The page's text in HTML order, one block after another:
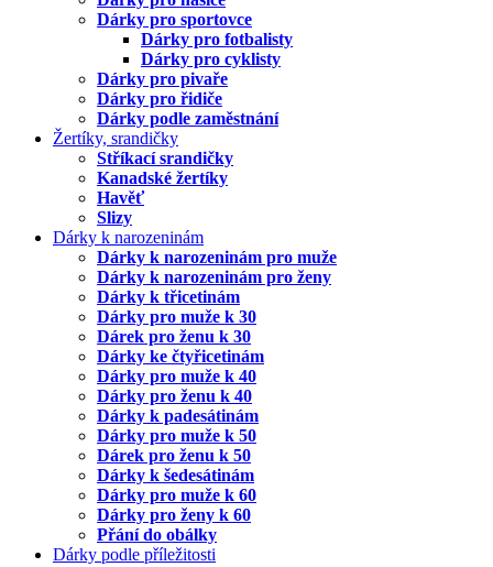
Dárky pro sportovce
Dárky pro fotbalisty
Dárky pro cyklisty
Dárky pro pivaře
Dárky pro řidiče
Dárky podle zaměstnání
Žertíky, srandičky
Stříkací srandičky
Kanadské žertíky
Havěť
Slizy
Dárky k narozeninám
Dárky k narozeninám pro muže
Dárky k narozeninám pro ženy
Dárky k třicetinám
Dárky pro muže k 30
Dárek pro ženu k 30
Dárky ke čtyřicetinám
Dárky pro muže k 40
Dárky pro ženu k 40
Dárky k padesátinám
Dárky pro muže k 50
Dárek pro ženu k 50
Dárky k šedesátinám
Dárky pro muže k 60
Dárky pro ženy k 60
Přání do obálky
Dárky podle příležitosti